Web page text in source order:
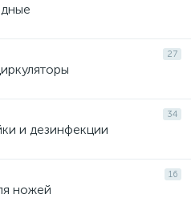
27
34
и дезинфекции
16
ножей